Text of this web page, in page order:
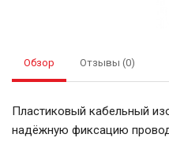
Обзор Отзывы (0)
Пластиковый кабельный
надёжную фиксацию